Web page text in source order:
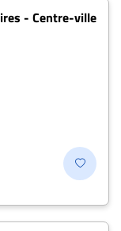
- Centre-ville